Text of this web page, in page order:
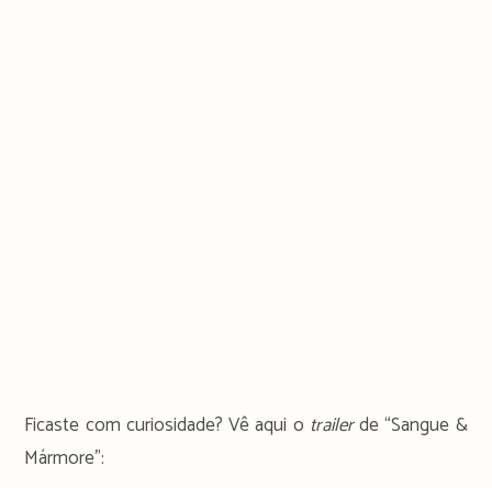
Ficaste com curiosidade? Vê aqui o trailerde “Sangue &
Mármore”: